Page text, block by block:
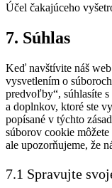
Účel čakajúceho
Consent
to
rôzne
7. Súhlas
Keď navštívite náš
vysvetlením o
predvoľby“, súhlasíte
a doplnkov, ktoré ste
popísané v týchto
súborov cookie
ale upozorňujeme, že
7.1 Spravujte